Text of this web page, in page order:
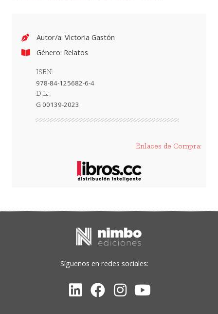
Autor/a: Victoria Gastón
Género: Relatos
ISBN:
978-84-125682-6-4
D.L.:
G 00139-2023
Enlaces de Compra:
Síguenos en redes sociales:
Linkedin
Facebook
Instagram
Youtube